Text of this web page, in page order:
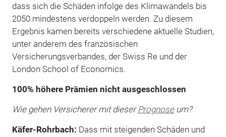
dass sich die Schäden infolge des Klimawandels bis
2050 mindestens verdoppeln werden. Zu diesem
Ergebnis kamen bereits verschiedene aktuelle Studien,
unter anderem des französischen
Versicherungsverbandes, der Swiss Re und der
London School of Economics.
100% höhere Prämien nicht ausgeschlossen
Wie gehen Versicherer mit dieser Prognoseum?
Käfer-Rohrbach: Dass mit steigenden Schäden und